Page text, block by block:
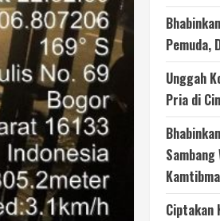
Pemuda,
Unggah
Pria di
Ciptakan